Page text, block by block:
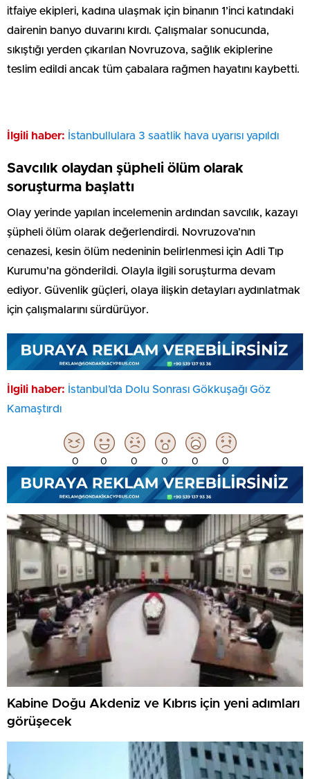
itfaiye ekipleri, kadına ulaşmak için binanın 1’inci katındaki
dairenin banyo duvarını kırdı. Çalışmalar sonucunda,
sıkıştığı yerden çıkarılan Novruzova, sağlık ekiplerine
teslim edildi ancak tüm çabalara rağmen hayatını kaybetti.
İlgili haber: İstanbullulara 3 saatlik hava uyarısı yapıldı
Savcılık olaydan şüpheli ölüm olarak
soruşturma başlattı
Olay yerinde yapılan incelemenin ardından savcılık, kazayı
şüpheli ölüm olarak değerlendirdi. Novruzova’nın
cenazesi, kesin ölüm nedeninin belirlenmesi için Adli Tıp
Kurumu’na gönderildi. Olayla ilgili soruşturma devam
ediyor. Güvenlik güçleri, olaya ilişkin detayları aydınlatmak
için çalışmalarını sürdürüyor.
İlgili haber: İstanbul’da Dolu Sonrası Gökkuşağı Göz
Kamaştırdı
0 0 0 0 0 0
Kabine Doğu Akdeniz ve Kıbrıs için yeni adımları
görüşecek